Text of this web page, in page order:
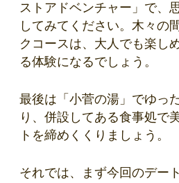
ストアドベンチャー」で、
してみてください。木々の
クコースは、大人でも楽し
る体験になるでしょう。
最後は「小菅の湯」でゆっ
り、併設してある食事処で
トを締めくくりましょう。
それでは、まず今回のデー